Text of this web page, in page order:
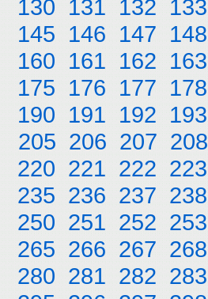
130 131 132 133
145 146 147 148
160 161 162 163
175 176 177 178
190 191 192 193
205 206 207 208
220 221 222 223
235 236 237 238
250 251 252 253
265 266 267 268
280 281 282 283